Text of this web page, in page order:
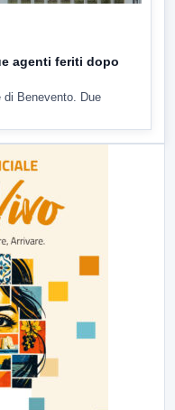
agenti feriti dopo
di Benevento. Due